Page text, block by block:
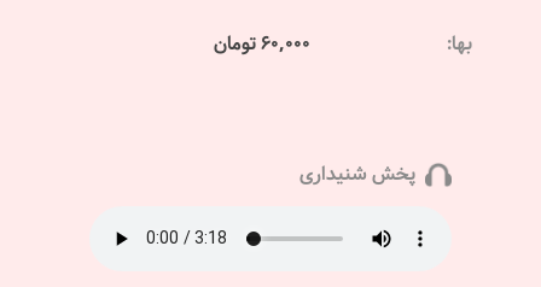
بها: 60,000 تومان
پخش شنیداری